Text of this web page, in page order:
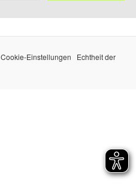
Cookie-Einstellungen
Echtheit der